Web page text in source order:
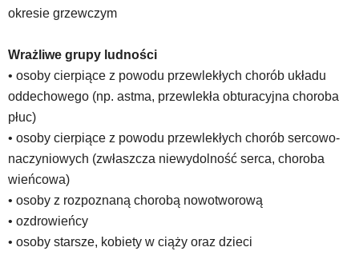
Elementy
te
obsługiwane
za
pomocą
klawiszy
strzałek
odpowiadających
im
skrótów
okresie grzewczym
Wrażliwe grupy ludności
• osoby cierpiące z powodu przewlekłych chorób układu
oddechowego (np. astma, przewlekła obturacyjna choroba
płuc)
• osoby cierpiące z powodu przewlekłych chorób sercowo-
naczyniowych (zwłaszcza niewydolność serca, choroba
wieńcowa)
• osoby z rozpoznaną chorobą nowotworową
• ozdrowieńcy
• osoby starsze, kobiety w ciąży oraz dzieci